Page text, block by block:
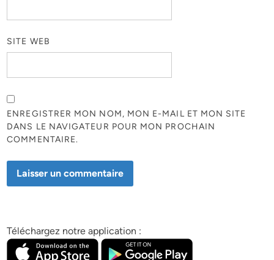
SITE WEB
ENREGISTRER MON NOM, MON E-MAIL ET MON SITE
DANS LE NAVIGATEUR POUR MON PROCHAIN
COMMENTAIRE.
Téléchargez notre application :